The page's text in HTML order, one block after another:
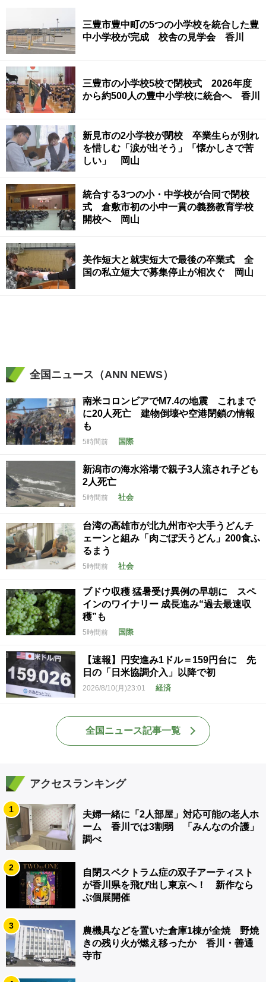
三豊市豊中町の5つの小学校を統合した豊
中小学校が完成 校舎の見学会 香川
三豊市の小学校5校で閉校式 2026年度
から約500人の豊中小学校に統合へ 香川
新見市の2小学校が閉校 卒業生らが別れ
を惜しむ「涙が出そう」「懐かしさで苦
しい」 岡山
統合する3つの小・中学校が合同で閉校
式 倉敷市初の小中一貫の義務教育学校
開校へ 岡山
美作短大と就実短大で最後の卒業式 全
国の私立短大で募集停止が相次ぐ 岡山
全国ニュース（ANN NEWS）
南米コロンビアでM7.4の地震 これまで
に20人死亡 建物倒壊や空港閉鎖の情報
も
5時間前 国際
新潟市の海水浴場で親子3人流され子ども
2人死亡
5時間前 社会
台湾の高雄市が北九州市や大手うどんチ
ェーンと組み「肉ごぼ天うどん」200食ふ
るまう
5時間前 社会
ブドウ収穫 猛暑受け異例の早朝に スペ
インのワイナリー 成長進み“過去最速収
穫”も
5時間前 国際
【速報】円安進み1ドル＝159円台に 先
日の「日米協調介入」以降で初
2026/8/10(月)23:01 経済
全国ニュース記事一覧
アクセスランキング
1
夫婦一緒に「2人部屋」対応可能の老人ホ
ーム 香川では3割弱 「みんなの介護」
調べ
2
自閉スペクトラム症の双子アーティスト
が香川県を飛び出し東京へ！ 新作なら
ぶ個展開催
3
農機具などを置いた倉庫1棟が全焼 野焼
きの残り火が燃え移ったか 香川・善通
寺市